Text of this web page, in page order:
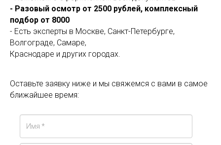
- Разовый осмотр от 2500 рублей, комплексный
подбор от 8000
- Есть эксперты в Москве, Санкт-Петербурге,
Волгограде, Самаре,
Краснодаре и других городах.
Оставьте заявку ниже и мы свяжемся с вами в самое
ближайшее время: